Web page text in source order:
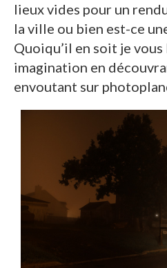
lieux vides pour un
la ville ou bien est-ce
Quoiqu’il en soit je
imagination en
envoutant sur